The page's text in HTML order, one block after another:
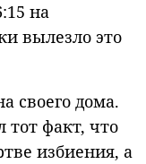
на
вылезло это
своего дома.
тот факт, что
избиения, а